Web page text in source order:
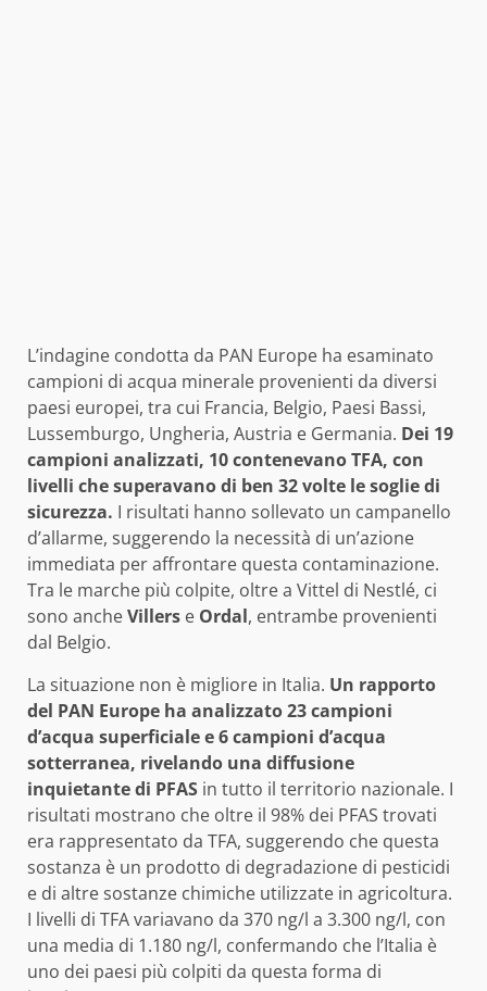
L’indagine condotta da PAN Europe ha esaminato
campioni di acqua minerale provenienti da diversi
paesi europei, tra cui Francia, Belgio, Paesi Bassi,
Lussemburgo, Ungheria, Austria e Germania. Dei 19
campioni analizzati, 10 contenevano TFA, con
livelli che superavano di ben 32 volte le soglie di
sicurezza. I risultati hanno sollevato un campanello
d’allarme, suggerendo la necessità di un’azione
immediata per affrontare questa contaminazione.
Tra le marche più colpite, oltre a Vittel di Nestlé, ci
sono ancheVillers e Ordal, entrambe provenienti
dal Belgio.
La situazione non è migliore in Italia. Un rapporto
del PAN Europe ha analizzato 23 campioni
d’acqua superficiale e 6 campioni d’acqua
sotterranea, rivelando una diffusione
inquietante di PFAS in tutto il territorio nazionale. I
risultati mostrano che oltre il 98% dei PFAS trovati
era rappresentato da TFA, suggerendo che questa
sostanza è un prodotto di degradazione di pesticidi
e di altre sostanze chimiche utilizzate in agricoltura.
I livelli di TFA variavano da 370 ng/l a 3.300 ng/l, con
una media di 1.180 ng/l, confermando che l’Italia è
uno dei paesi più colpiti da questa forma di